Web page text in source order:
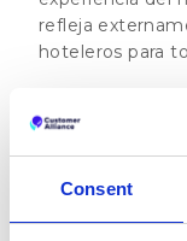
Consent
refleja
hoteleros para
combinación,
que también
en que la IA